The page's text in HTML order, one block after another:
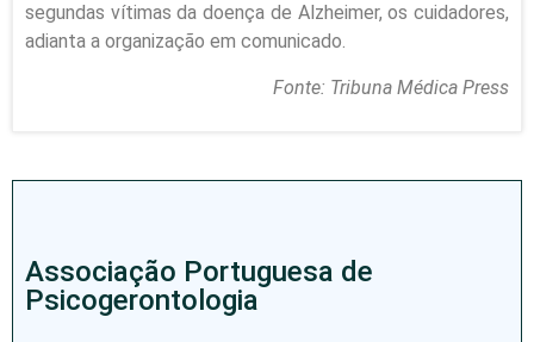
segundas vítimas da doença de Alzheimer, os cuidadores,
adianta a organização em comunicado.
Fonte: Tribuna Médica Press
Associação Portuguesa de
Psicogerontologia